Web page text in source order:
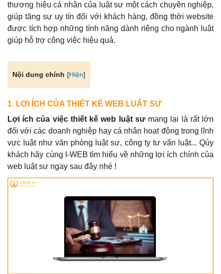
thương hiệu cá nhân của luật sư một cách chuyên nghiệp,
giúp tăng sự uy tín đối với khách hàng, đồng thời website
được tích hợp những tính năng dành riêng cho ngành luật
giúp hỗ trợ công việc hiệu quả.
Nội dung chính [Hiện]
1. LỢI ÍCH CỦA THIẾT KẾ WEB LUẬT SƯ
Lợi ích của việc thiết kế web luật sưmang lại là rất lớn
đối với các doanh nghiệp hay cá nhân hoạt động trong lĩnh
vực luật như văn phòng luật sư, công ty tư vấn luật... Qúy
khách hãy cùng I-WEB tìm hiểu về những lợi ích chính của
web luật sư ngay sau đây nhé !